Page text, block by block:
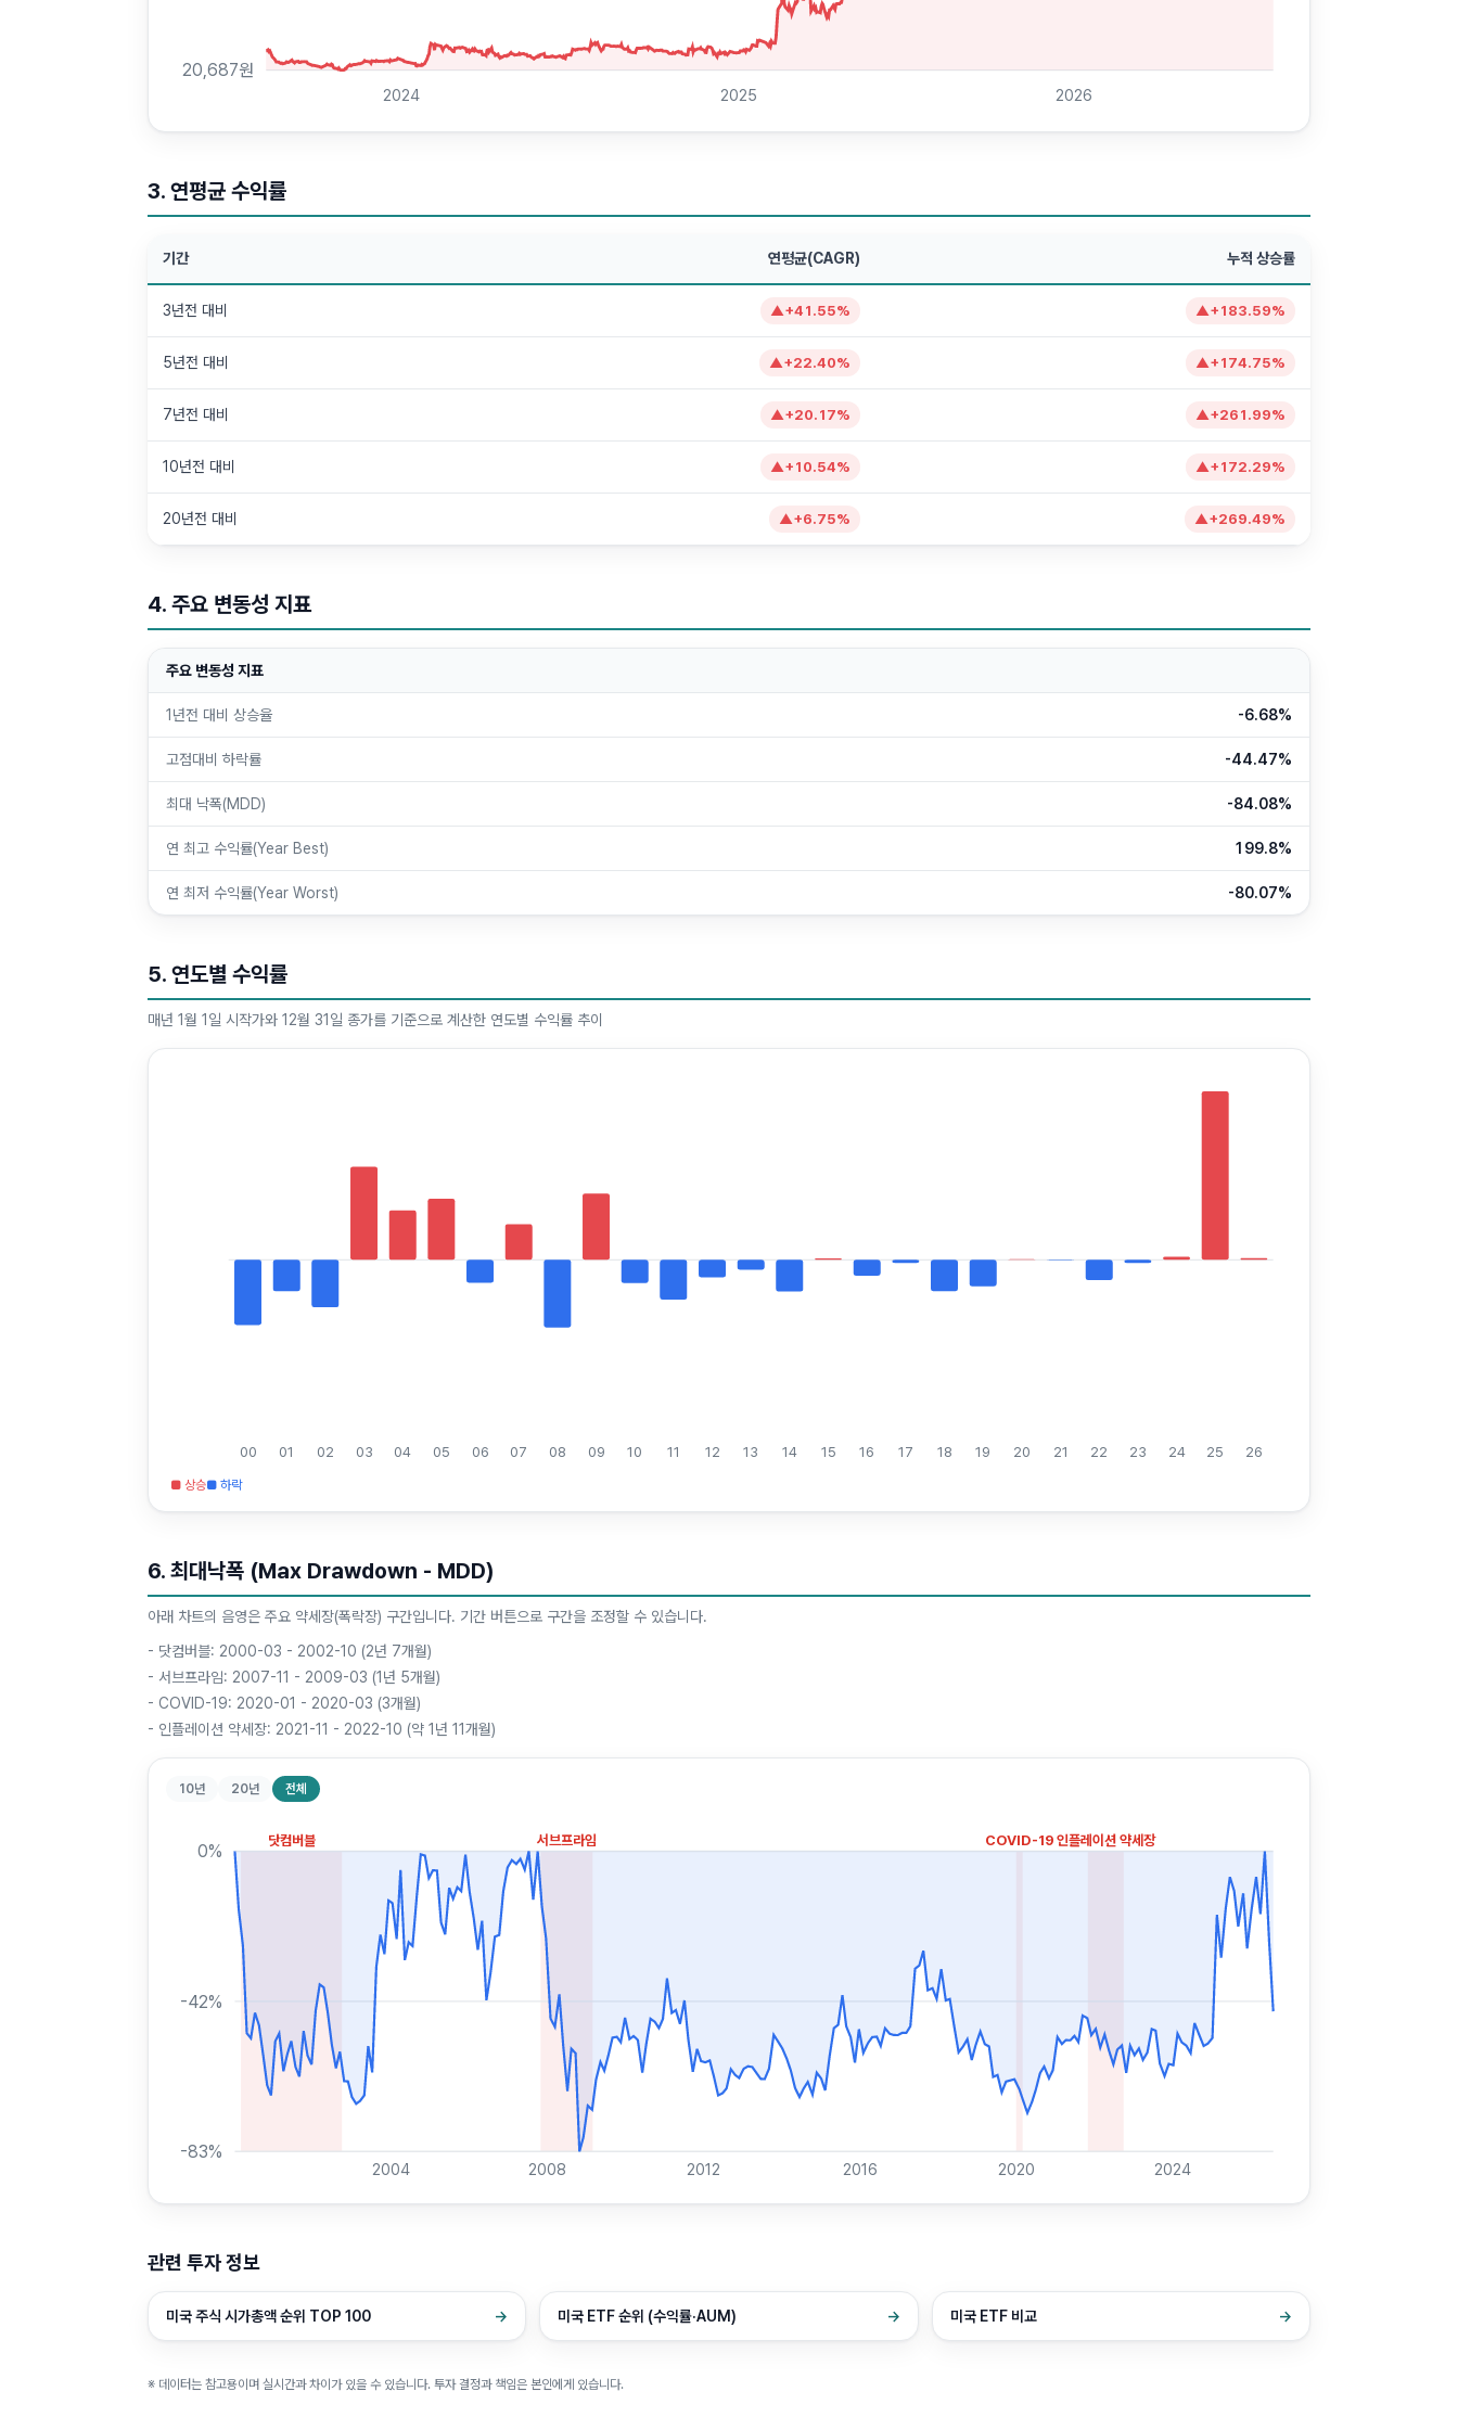
20,687원
2024 2025 2026
3. 연평균 수익률
기간 연평균(CAGR) 누적 상승률
3년전 대비 ▲+41.55% ▲+ 183.59%
5년전 대비 ▲+22.40% ▲+ 174.75%
7년전 대비 ▲+20.17% ▲+261.99%
10년전 대비 ▲+ 10.54% ▲+ 172.29%
20년전 대비 ▲+6.75% ▲+269.49%
4. 주요 변동성 지표
주요 변동성 지표
1년전 대비 상승율 -6.68%
고점대비 하락률 -44.47%
최대 낙폭(MDD) -84.08%
연 최고 수익률(Year Best) 199.8%
연 최저 수익률(Year Worst) -80.07%
5. 연도별 수익률
매년 1월 1일 시작가와 12월 31일 종가를 기준으로 계산한 연도별 수익률 추이
00 01 02 03 04 05 06 07 08 09 10 11 12 13 14 15 16 17 18 19 20 21 22 23 24 25 26
■ 상승■ 하락
6. 최대낙폭 (Max Drawdown - MDD)
아래 차트의 음영은 주요 약세장(폭락장) 구간입니다. 기간 버튼으로 구간을 조정할 수 있습니다.
- 닷컴버블: 2000-03 - 2002-10 (2년 7개월)
- 서브프라임: 2007-11 - 2009-03 (1년 5개월)
- COVID-19: 2020-01 - 2020-03 (3개월)
- 인플레이션 약세장: 2021-11 - 2022-10 (약 1년 11개월)
10년 20년 전체
닷컴버블 서브프라임 COVID-19인플레이션 약세장
0%
-42%
-83%
2004 2008 2012 2016 2020 2024
관련 투자 정보
미국 주식 시가총액 순위 TOP 100 → 미국 ETF 순위 (수익률·AUM) → 미국 ETF 비교 →
※ 데이터는 참고용이며 실시간과 차이가 있을 수 있습니다. 투자 결정과 책임은 본인에게 있습니다.